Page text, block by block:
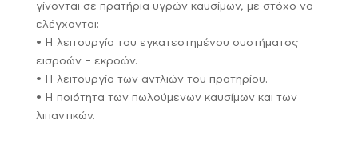
γίνονται σε πρατήρια υγρών καυσίμων, με στόχο να
ελέγχονται:
• Η λειτουργία του εγκατεστημένου συστήματος
εισροών – εκροών.
• Η λειτουργία των αντλιών του πρατηρίου.
• Η ποιότητα των πωλούμενων καυσίμων και των
λιπαντικών.